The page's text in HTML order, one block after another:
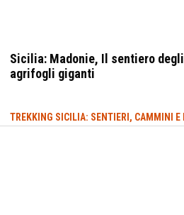
Sicilia: Madonie, Il sentiero degli
agrifogli giganti